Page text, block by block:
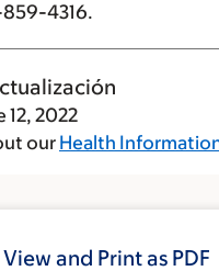
4316.
12, 2022
our Health
View and Print as PDF